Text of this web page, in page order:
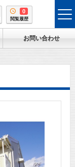
0
閲覧履歴
お問い合わせ